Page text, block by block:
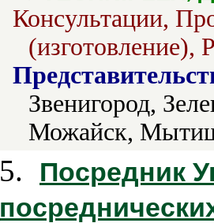
Консультации,
(изготовление),
Звенигород,
Можайск,
5.
Посредник